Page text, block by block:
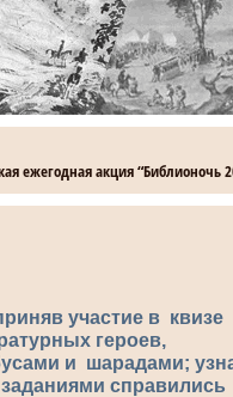
ежегодная акция “Библионочь
участие в квизе
героев,
и шарадами;
справились